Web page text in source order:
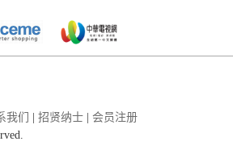
我们 招贤纳士
会员注册